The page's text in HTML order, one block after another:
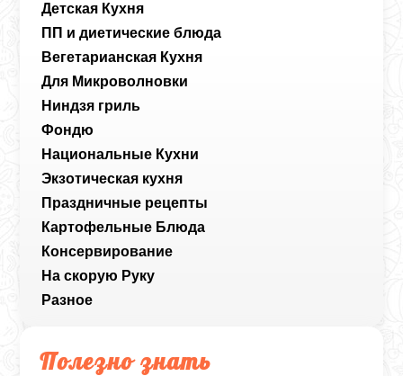
Детская Кухня
ПП и диетические блюда
Вегетарианская Кухня
Для Микроволновки
Ниндзя гриль
Фондю
Национальные Кухни
Экзотическая кухня
Праздничные рецепты
Картофельные Блюда
Консервирование
На скорую Руку
Разное
Полезно знать